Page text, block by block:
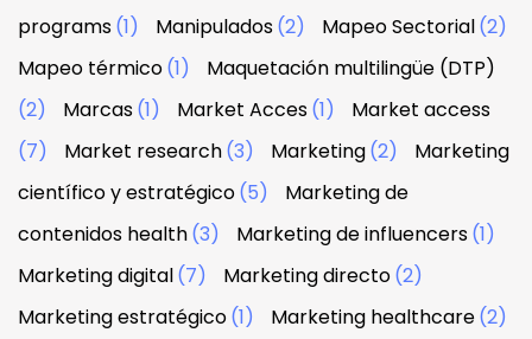
programs(1) Manipulados(2) Mapeo Sectorial(2)
Mapeo térmico(1)
Maquetación multilingüe (DTP)
(2)
Marcas(1) Market Acces(1)
Market access
(7)
Market research(3) Marketing(2)
Marketing
científico y estratégico(5)
Marketing de
contenidos health(3) Marketing de influencers(1)
Marketing digital(7) Marketing directo(2)
Marketing estratégico(1) Marketing healthcare(2)